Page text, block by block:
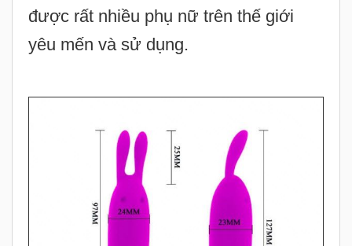
được rất nhiều phụ nữ trên thế giới
yêu mến và sử dụng.